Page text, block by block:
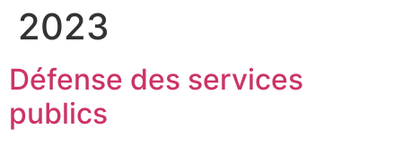
2023
Défense des services
publics